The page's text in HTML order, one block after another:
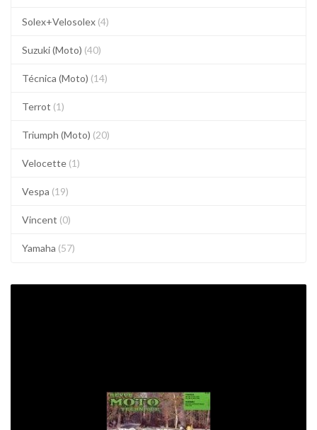
Solex+Velosolex (4)
Suzuki (Moto) (40)
Técnica (Moto) (14)
Terrot (1)
Triumph (Moto) (20)
Velocette (1)
Vespa (19)
Vincent (0)
Yamaha (57)